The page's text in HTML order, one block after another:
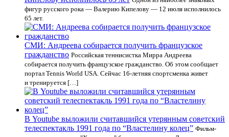
фигур русского рока — Валерию Кипелову — 12 июля исполнилось
65 лет.
СМИ: Андреева собирается получить французское
гражданство Российская теннисистка Мирра Андреева
собирается получить французское гражданство. Об этом сообщает
портал Tennis World USA. Сейчас 16-летняя спортсменка живет
и тренируется […]
В Youtube выложили считавшийся утерянным советский
телеспектакль 1991 года по “Властелину колец” Фильм-